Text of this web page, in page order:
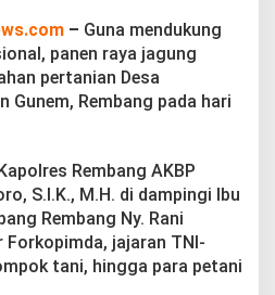
g
u
n
g
a
k
u
k
n
– Guna mendukung
panen raya jagung
pertanian Desa
Gunem, Rembang pada hari
Rembang AKBP
S.I.K., M.H. di dampingi Ibu
Rembang Ny. Rani
Forkopimda, jajaran TNI-
tani, hingga para petani